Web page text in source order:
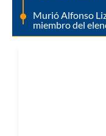
Murió Alfonso
miembro del